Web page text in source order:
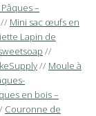
–
// Mini sac œufs en
Lapin de
//
// Moule à
en bois –
Couronne de